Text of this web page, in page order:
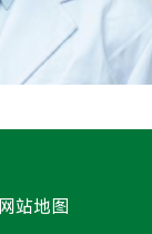
网站地图